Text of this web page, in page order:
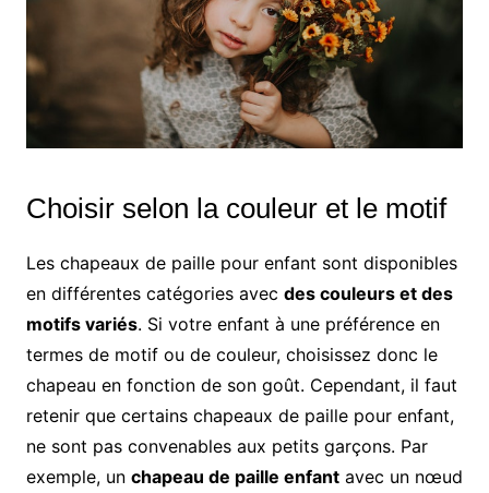
Choisir selon la couleur et le motif
Les chapeaux de paille pour enfant sont disponibles
en différentes catégories avec des couleurs et des
motifs variés. Si votre enfant à une préférence en
termes de motif ou de couleur, choisissez donc le
chapeau en fonction de son goût. Cependant, il faut
retenir que certains chapeaux de paille pour enfant,
ne sont pas convenables aux petits garçons. Par
exemple, un chapeau de paille enfantavec un nœud